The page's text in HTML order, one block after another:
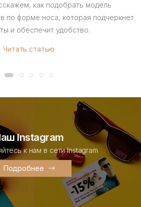
как подобрать модель
по форме носа, которая подчеркнет
и обеспечит удобство.
Читать статью
Instagram
к нам в сети Instagram
Подробнее